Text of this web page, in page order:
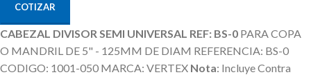
COTIZAR
CABEZAL DIVISOR SEMI UNIVERSAL REF: BS-0 PARA COPA
O MANDRIL DE 5" - 125MM DE DIAM REFERENCIA: BS-0
CODIGO: 1001-050 MARCA: VERTEX Nota: Incluye Contra